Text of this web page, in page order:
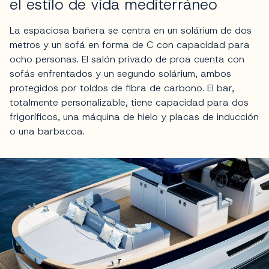
el estilo de vida mediterráneo
La espaciosa bañera se centra en un solárium de dos
metros y un sofá en forma de C con capacidad para
ocho personas. El salón privado de proa cuenta con
sofás enfrentados y un segundo solárium, ambos
protegidos por toldos de fibra de carbono. El bar,
totalmente personalizable, tiene capacidad para dos
frigoríficos, una máquina de hielo y placas de inducción
o una barbacoa.